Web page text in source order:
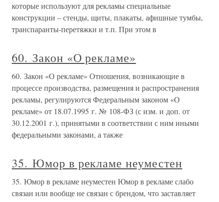
которые используют для рекламы специальные
конструкции – стенды, щиты, плакаты, афишные тумбы,
транспаранты-перетяжки и т.п. При этом в
60. Закон «О рекламе»
60. Закон «О рекламе» Отношения, возникающие в
процессе производства, размещения и распространения
рекламы, регулируются Федеральным законом «О
рекламе» от 18.07.1995 г. № 108-ФЗ (с изм. и доп. от
30.12.2001 г.), принятыми в соответствии с ним иными
федеральными законами, а также
35. Юмор в рекламе неуместен
35. Юмор в рекламе неуместен Юмор в рекламе слабо
связан или вообще не связан с брендом, что заставляет